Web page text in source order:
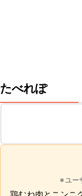
たべれぽ
※ユー
鶏むね肉とニンニ